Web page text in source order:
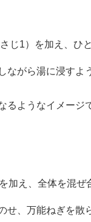
じ1）を加え、ひ
ながら湯に浸すよ
ようなイメージ
加え、全体を混ぜ
、万能ねぎを散